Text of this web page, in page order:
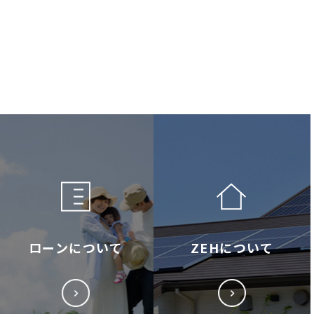
ローンについて ZEHについて